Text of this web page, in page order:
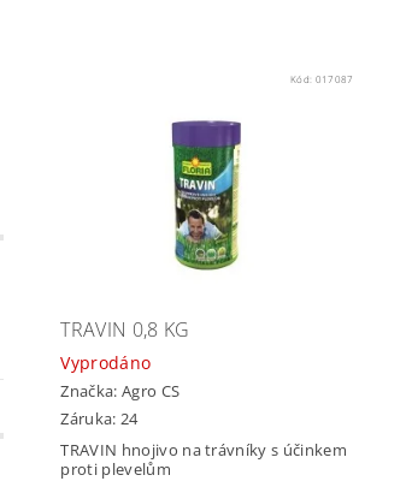
Kód: 017087
TRAVIN 0,8 KG
Vyprodáno
Značka: Agro CS
Záruka: 24
TRAVIN hnojivo na trávníky s účinkem
proti plevelům